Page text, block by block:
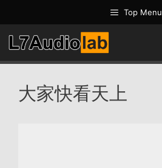
至
内
容
Top Menu
大家快看天上